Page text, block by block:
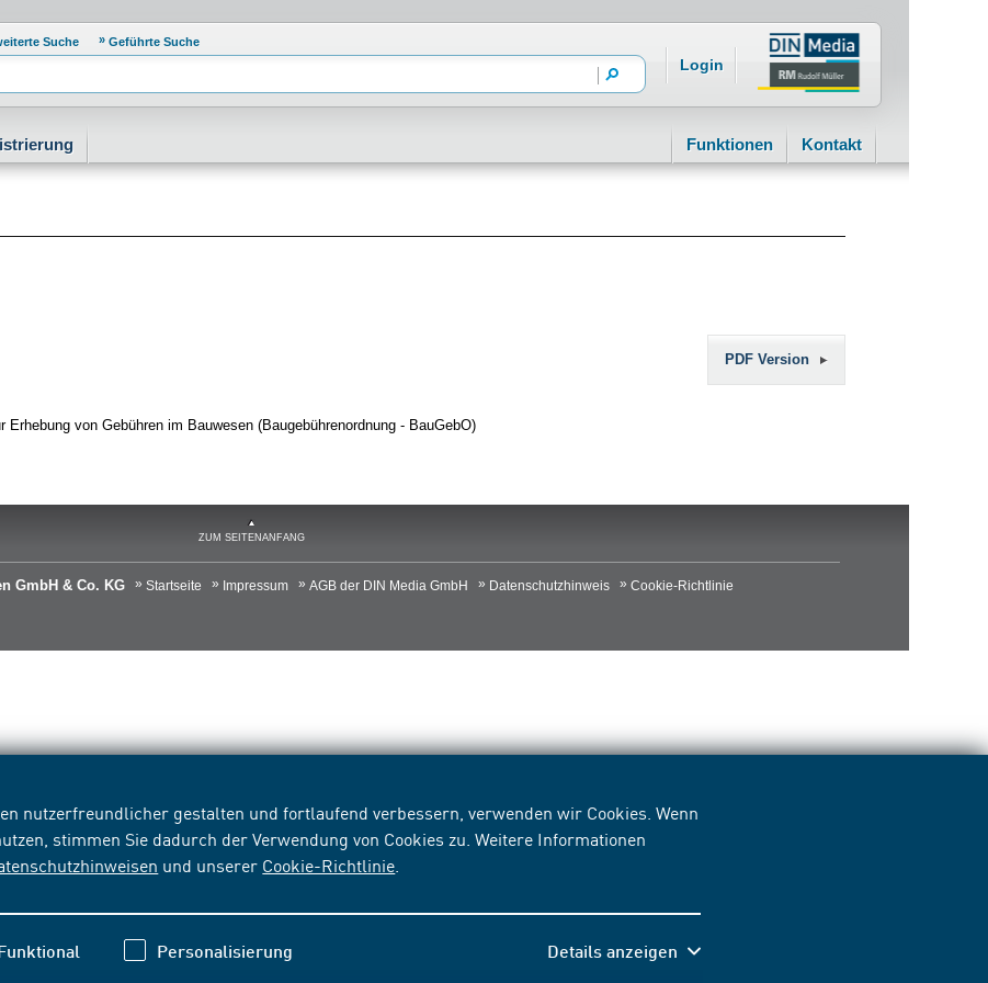
nutzerfreundlicher gestalten und fortlaufend verbessern, verwenden wir Cookies. Wenn
stimmen Sie dadurch der Verwendung von Cookies zu. Weitere Informationen
und unserer Cookie-Richtlinie
Personalisierung Details anzeigen
Suche Geführte Suche
Login
Funktionen Kontakt
PDF Version
Erhebung von Gebühren im Bauwesen (Baugebührenordnung - BauGebO)
ZUM SEITENANFANG
GmbH & Co. KG Startseite Impressum AGB der DIN Media GmbH Datenschutzhinweis
Cookie-Richtlinie